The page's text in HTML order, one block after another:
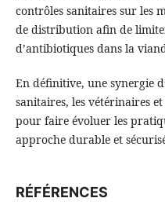
contrôles sanitaires sur les
de distribution afin de
d’antibiotiques dans la
En définitive, une synergie
sanitaires, les vétérinaires
pour faire évoluer les
approche durable et
RÉFÉRENCES